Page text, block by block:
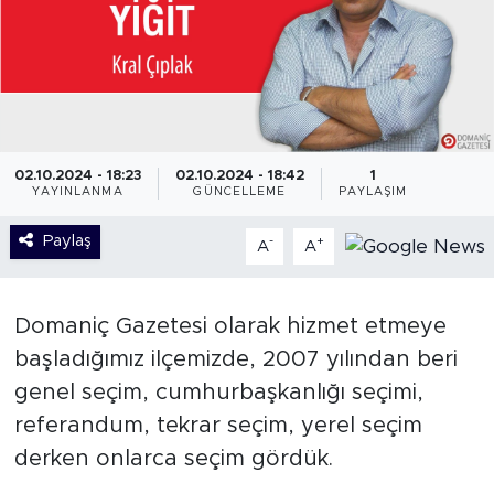
02.10.2024 - 18:23
YAYINLANMA
02.10.2024 - 18:42
GÜNCELLEME
1
PAYLAŞIM
Paylaş A- A+
Domaniç Gazetesi olarak hizmet etmeye
başladığımız ilçemizde, 2007 yılından beri
genel seçim, cumhurbaşkanlığı seçimi,
referandum, tekrar seçim, yerel seçim
derken onlarca seçim gördük.